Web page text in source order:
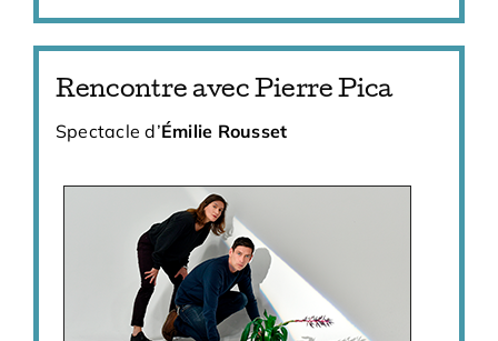
Rencontre avec Pierre Pica
Spectacle d’Émilie Rousset